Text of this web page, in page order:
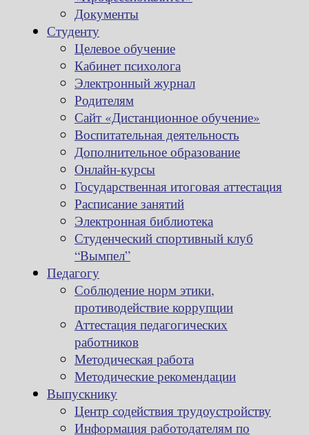
Документы
Студенту
Целевое обучение
Кабинет психолога
Электронный журнал
Родителям
Сайт «Дистанционное обучение»
Воспитательная деятельность
Дополнительное образование
Онлайн-курсы
Государственная итоговая аттестация
Расписание занятий
Электронная библиотека
Студенческий спортивный клуб
“Вымпел”
Педагогу
Соблюдение норм этики,
противодействие коррупции
Аттестация педагогических
работников
Методическая работа
Методические рекомендации
Выпускнику
Центр содействия трудоустройству
Информация работодателям по